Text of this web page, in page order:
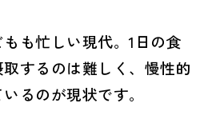
も忙しい現代。1日の食
するのは難しく、慢性的
るのが現状です。